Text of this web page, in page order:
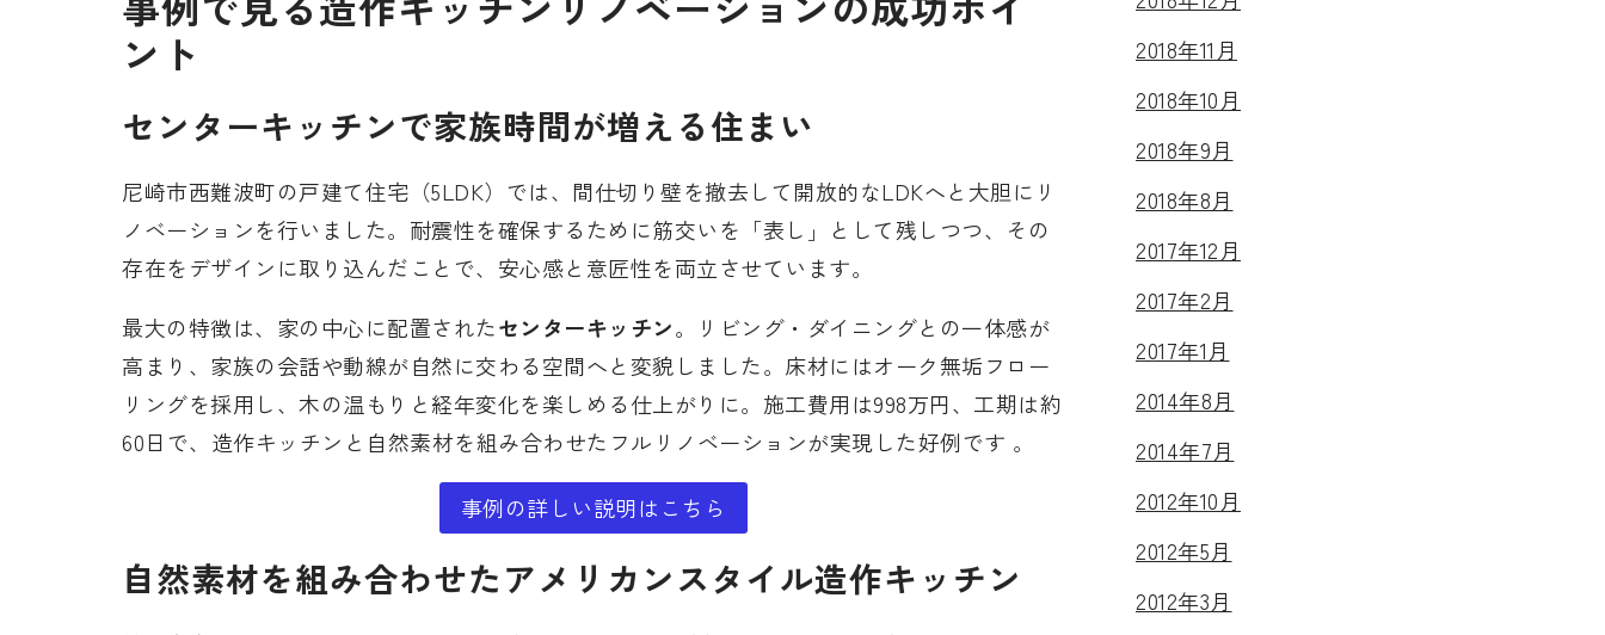
ント
センターキッチンで家族時間が増える住まい
尼崎市西難波町の戸建て住宅（5LDK）では、間仕切り壁を撤去して開放的なLDKへと大胆にリ
ノベーションを行いました。耐震性を確保するために筋交いを「表し」として残しつつ、その
存在をデザインに取り込んだことで、安心感と意匠性を両立させています。
最大の特徴は、家の中心に配置されたセンターキッチン。リビング・ダイニングとの一体感が
高まり、家族の会話や動線が自然に交わる空間へと変貌しました。床材にはオーク無垢フロー
リングを採用し、木の温もりと経年変化を楽しめる仕上がりに。施工費用は998万円、工期は約
60日で、造作キッチンと自然素材を組み合わせたフルリノベーションが実現した好例です 。
事例の詳しい説明はこちら
自然素材を組み合わせたアメリカンスタイル造作キッチン
2018年11月
2018年10月
2018年9月
2018年8月
2017年12月
2017年2月
2017年1月
2014年8月
2014年7月
2012年10月
2012年5月
2012年3月